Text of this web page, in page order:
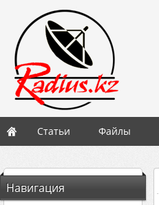
Статьи Файлы
Навигация